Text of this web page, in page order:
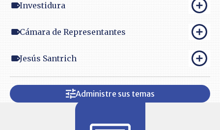
Investidura
Cámara de Representantes
Jesús Santrich
Administre sus temas